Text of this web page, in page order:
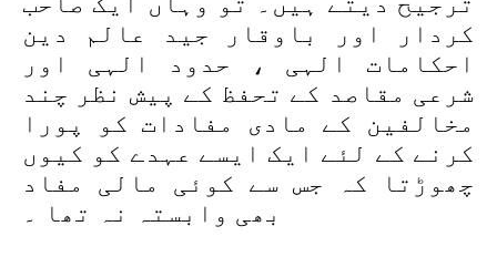
کردار اور باوقار جید عالم دین
احکامات الہی ، حدود الہی اور
شرعی مقاصد کے تحفظ کے پیش نظر چند
مخالفین کے مادی مفادات کو پورا
کرنے کے لئے ایک ایسے عہدے کو کیوں
چھوڑتا کہ جس سے کوئی مالی مفاد
بھی وابستہ نہ تھا ۔